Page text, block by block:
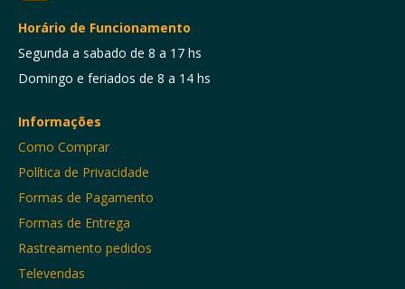
Horário de Funcionamento
Segunda a sabado de 8 a 17 hs
Domingo e feriados de 8 a 14 hs
Informações
Como Comprar
Política de Privacidade
Formas de Pagamento
Formas de Entrega
Rastreamento pedidos
Televendas